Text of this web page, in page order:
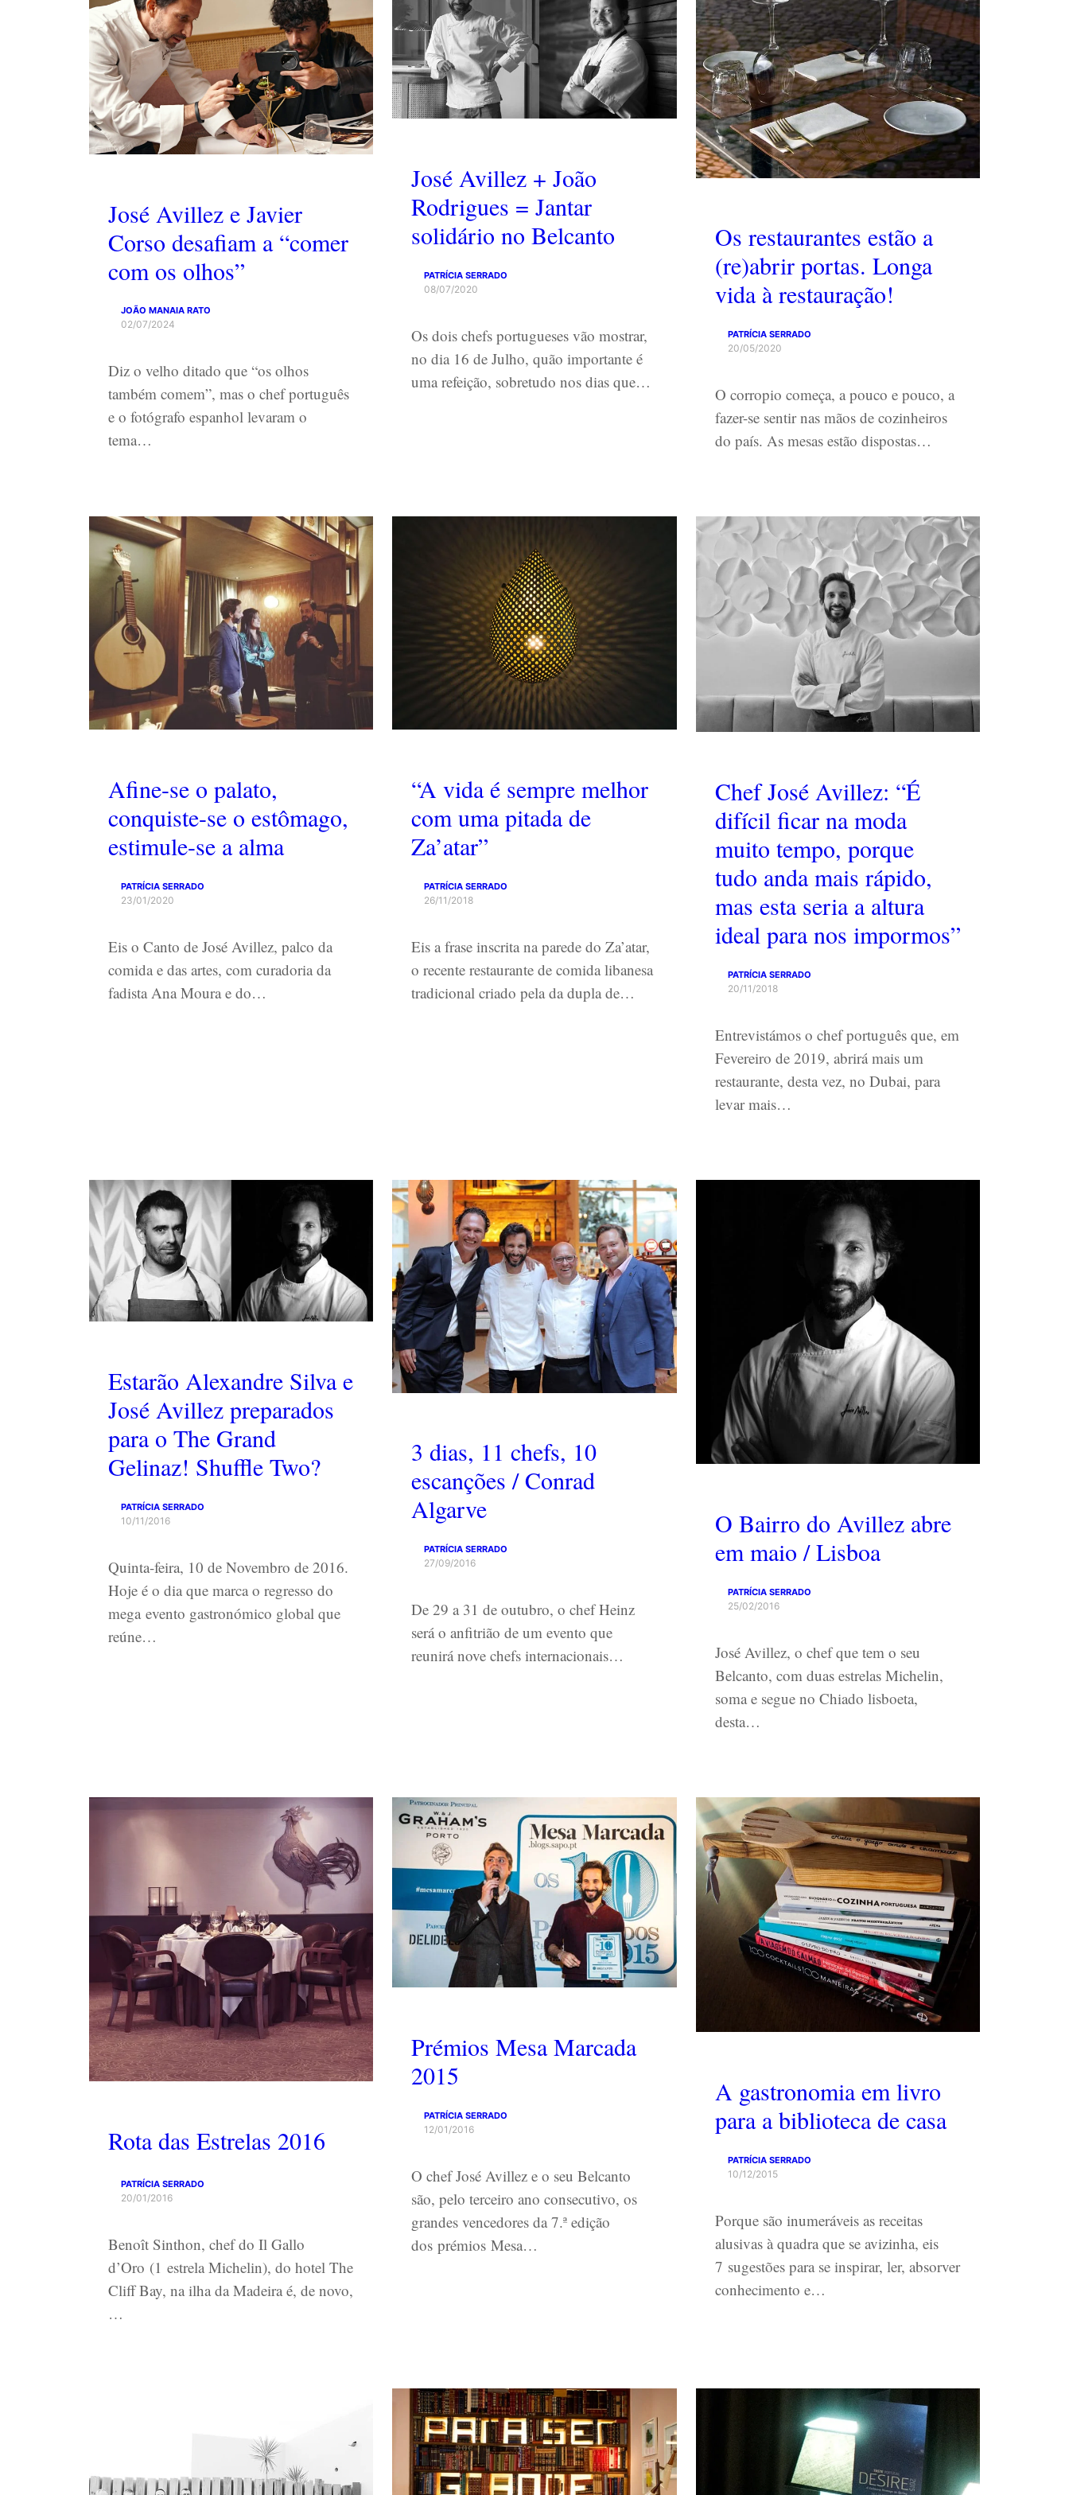
José Avillez e Javier
Corso desafiam a “comer
com os olhos”
JOÃO MANAIA RATO
02/07/2024
Diz o velho ditado que “os olhos
também comem”, mas o chef português
e o fotógrafo espanhol levaram o
tema…
José Avillez + João
Rodrigues = Jantar
solidário no Belcanto
PATRÍCIA SERRADO
08/07/2020
Os dois chefs portugueses vão mostrar,
no dia 16 de Julho, quão importante é
uma refeição, sobretudo nos dias que…
Os restaurantes estão a
(re)abrir portas. Longa
vida à restauração!
PATRÍCIA SERRADO
20/05/2020
O corropio começa, a pouco e pouco, a
fazer-se sentir nas mãos de cozinheiros
do país. As mesas estão dispostas…
Afine-se o palato,
conquiste-se o estômago,
estimule-se a alma
PATRÍCIA SERRADO
23/01/2020
Eis o Canto de José Avillez, palco da
comida e das artes, com curadoria da
fadista Ana Moura e do…
“A vida é sempre melhor
com uma pitada de
Za’atar”
PATRÍCIA SERRADO
26/11/2018
Eis a frase inscrita na parede do Za’atar,
o recente restaurante de comida libanesa
tradicional criado pela da dupla de…
Chef José Avillez: “É
difícil ficar na moda
muito tempo, porque
tudo anda mais rápido,
mas esta seria a altura
ideal para nos impormos”
PATRÍCIA SERRADO
20/11/2018
Entrevistámos o chef português que, em
Fevereiro de 2019, abrirá mais um
restaurante, desta vez, no Dubai, para
levar mais…
Estarão Alexandre Silva e
José Avillez preparados
para o The Grand
Gelinaz! Shuffle Two?
PATRÍCIA SERRADO
10/11/2016
Quinta-feira, 10 de Novembro de 2016.
Hoje é o dia que marca o regresso do
mega evento gastronómico global que
reúne…
3 dias, 11 chefs, 10
escanções / Conrad
Algarve
PATRÍCIA SERRADO
27/09/2016
De 29 a 31 de outubro, o chef Heinz
será o anfitrião de um evento que
reunirá nove chefs internacionais…
O Bairro do Avillez abre
em maio / Lisboa
PATRÍCIA SERRADO
25/02/2016
José Avillez, o chef que tem o seu
Belcanto, com duas estrelas Michelin,
soma e segue no Chiado lisboeta,
desta…
Rota das Estrelas 2016
PATRÍCIA SERRADO
20/01/2016
Benoît Sinthon, chef do Il Gallo
d’Oro (1 estrela Michelin), do hotel The
Cliff Bay, na ilha da Madeira é, de novo,
…
Prémios Mesa Marcada
2015
PATRÍCIA SERRADO
12/01/2016
O chef José Avillez e o seu Belcanto
são, pelo terceiro ano consecutivo, os
grandes vencedores da 7.ª edição
dos prémios Mesa…
A gastronomia em livro
para a biblioteca de casa
PATRÍCIA SERRADO
10/12/2015
Porque são inumeráveis as receitas
alusivas à quadra que se avizinha, eis
7 sugestões para se inspirar, ler, absorver
conhecimento e…